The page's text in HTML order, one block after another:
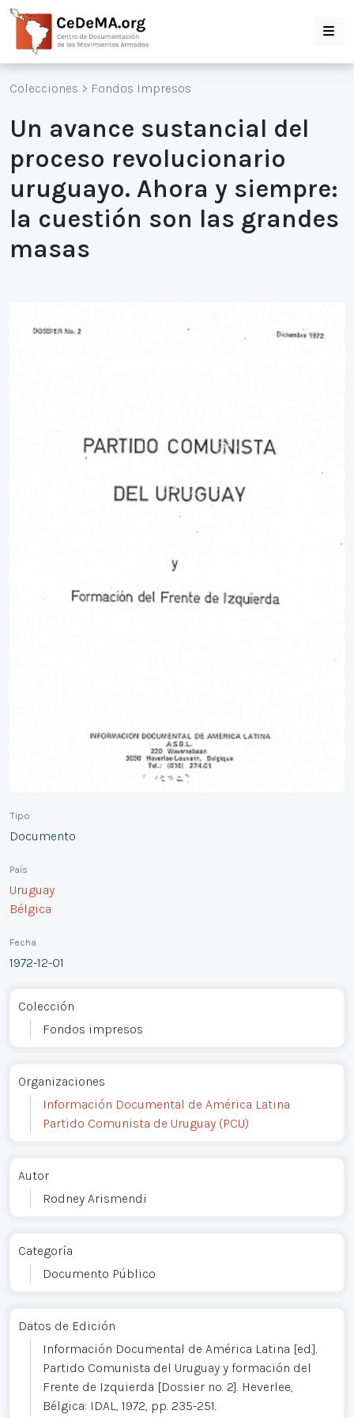
Colecciones > Fondos Impresos
Un avance sustancial del
proceso revolucionario
uruguayo. Ahora y siempre:
la cuestión son las grandes
masas
Tipo
Documento
País
Uruguay
Bélgica
Fecha
1972-12-01
Colección
Fondos impresos
Organizaciones
Información Documental de América Latina
Partido Comunista de Uruguay (PCU)
Autor
Rodney Arismendi
Categoría
Documento Público
Datos de Edición
Información Documental de América Latina [ed.].
Partido Comunista del Uruguay y formación del
Frente de Izquierda [Dossier no. 2]. Heverlee,
Bélgica: IDAL, 1972, pp. 235-251.